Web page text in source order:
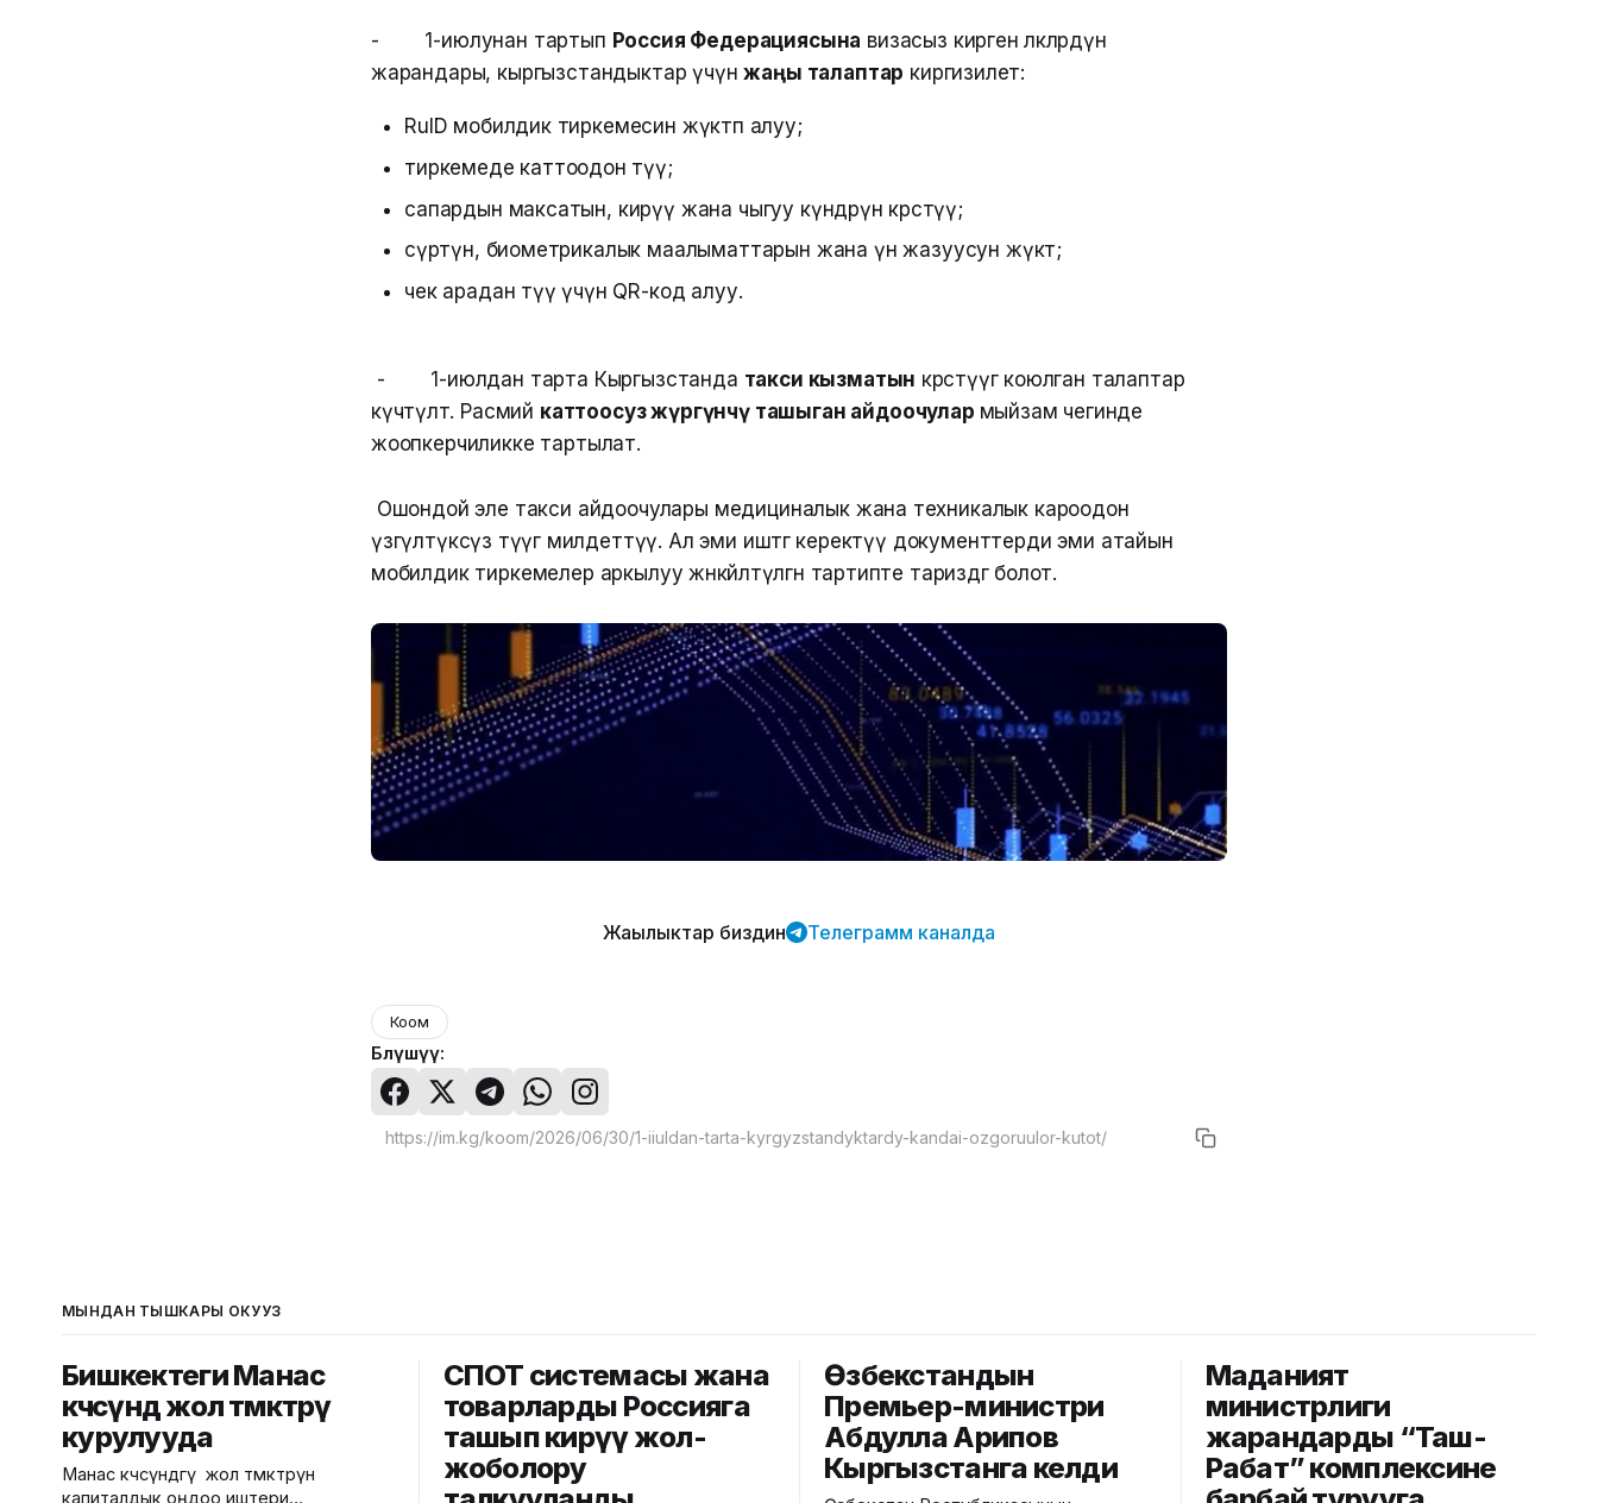
- 1-июлунан тартып Россия Федерациясына визасыз кирген өлкөлөрдүн
жарандары, кыргызстандыктар үчүнжаңы талаптар киргизилет:
RuID мобилдик тиркемесин жүктөп алуу;
тиркемеде каттоодон өтүү;
сапардын максатын, кирүү жана чыгуу күндөрүн көрсөтүү;
сүрөтүн, биометрикалык маалыматтарын жана үн жазуусун жүктөө;
чек арадан өтүү үчүн QR-код алуу.
- 1-июлдан тарта Кыргызстанда такси кызматын көрсөтүүгө коюлган талаптар
күчөтүлөт. Расмий каттоосуз жүргүнчү ташыган айдоочулар мыйзам чегинде
жоопкерчиликке тартылат.
Ошондой эле такси айдоочулары медициналык жана техникалык кароодон
үзгүлтүксүз өтүүгө милдеттүү. Ал эми иштөөгө керектүү документтерди эми атайын
мобилдик тиркемелер аркылуу жөнөкөйлөтүлгөн тартипте тариздөөгө болот.
Жаңылыктар биздин Телеграмм каналда
Коом
Бөлүшүү:
МЫНДАН ТЫШКАРЫ ОКУҢУЗ
Бишкектеги Манас
көчөсүндө жол өтмөктөрү
курулууда
Манас көчөсүндөгү жол өтмөктөрүн
капиталдык оңдоо иштери
СПОТ системасы жана
товарларды Россияга
ташып кирүү жол-
жоболору
Өзбекстандын
Премьер-министри
Абдулла Арипов
Кыргызстанга келди
Маданият
министрлиги
жарандарды “Таш-
Рабат” комплексине